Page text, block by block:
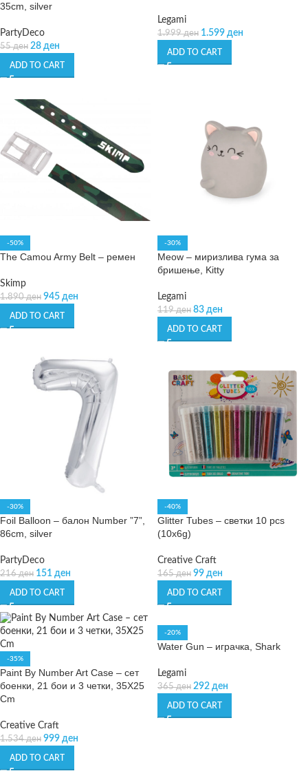
35cm, silver
PartyDeco
55ден 28 ден
ADD TO CART
Legami
1.999ден 1.599 ден
ADD TO CART
-50%
The Camou Army Belt – ремен
Skimp
1.890ден 945 ден
ADD TO CART
-30%
Meow – миризлива гума за
бришење, Kitty
Legami
119ден 83 ден
ADD TO CART
-30%
Foil Balloon – балон Number ”7”,
86cm, silver
PartyDeco
216ден 151 ден
ADD TO CART
-40%
Glitter Tubes – светки 10 pcs
(10x6g)
Creative Craft
165ден 99 ден
ADD TO CART
-35%
Paint By Number Art Case – сет
боенки, 21 бои и 3 четки, 35X25
Cm
Creative Craft
1.534ден 999 ден
ADD TO CART
-20%
Water Gun – играчка, Shark
Legami
365ден 292 ден
ADD TO CART